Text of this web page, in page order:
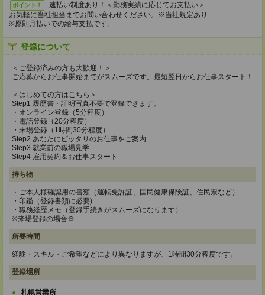
ポイント！
速払い制度あり！＜勤務実績に応じてお支払い＞
お気軽に当社担当までお問い合わせください。※当社規定あり
※原則月払いでの給与支払です。
登録について
＜ご登録済みの方も大歓迎！＞
ご応募からお仕事開始までがスムーズです。最短翌日からお仕事スタート！
＜はじめての方はこちら＞
Step1 履歴書・証明写真不要で登録できます。
・オンライン登録（5分程度）
・電話登録（20分程度）
・来場登録（1時間30分程度）
Step2 あなたにピッタリのお仕事をご案内
Step3 就業前の職場見学
Step4 雇用契約＆お仕事スタート
持ち物
・ご本人様確認用の書類（運転免許証、国民健康保険証、住民票など）
・印鑑（登録書類に必要)
・職務経歴メモ（登録手続きがスムーズになります）
※来場登録の場合※
所要時間
経験・スキル・ご希望などにより異なりますが、1時間30分程度です。
登録場所
札幌営業所